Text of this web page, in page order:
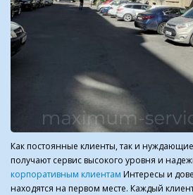
Как постоянные клиенты, так и
получают сервис высокого уровня и
корпоративным клиентам Интересы и
находятся на первом месте. Каждый